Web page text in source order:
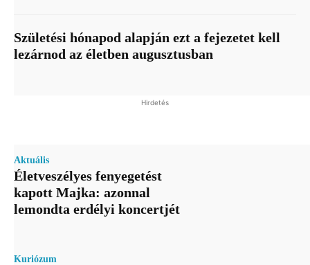
Születési hónapod alapján ezt a fejezetet kell
lezárnod az életben augusztusban
Hirdetés
Aktuális
Életveszélyes fenyegetést
kapott Majka: azonnal
lemondta erdélyi koncertjét
Kuriózum